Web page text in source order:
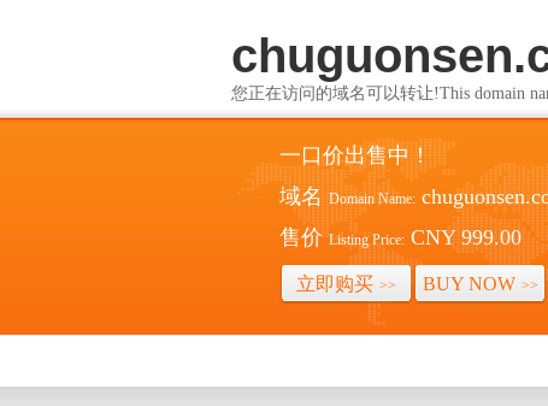
您正在访问的域名可以转让!This domain
一口价出售中！
域名 Domain Name:
售价 Listing Price: CNY 999.00
立即购买 >> BUY NOW >>